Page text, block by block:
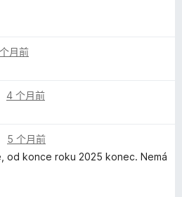
月前
4 个月前
5 个月前
od konce roku 2025 konec. Nemá